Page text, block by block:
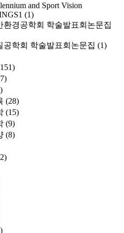
and Sport Vision
(1)
환경공학회 학술발표회논문집
공학회 학술발표회논문집 (1)
(28)
(15)
(9)
(8)